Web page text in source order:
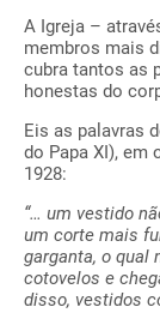
A Igreja –
membros mais
cubra tantos as
honestas do
Eis as palavras
do Papa XI), em
1928:
“… um vestido
um corte mais
garganta, o qual
cotovelos e
disso, vestidos